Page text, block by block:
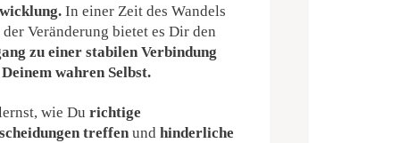
In einer Zeit des Wandels
der Veränderung bietet es Dir den
zu einer stabilen Verbindung
wahren Selbst.
wie Du richtige
treffenund hinderliche